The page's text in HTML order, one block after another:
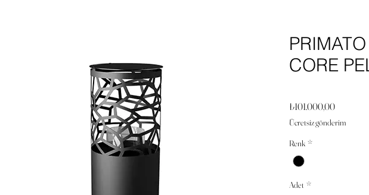
CORE
₺101.000,00Fiyat
Ücretsiz gönderim
Renk *
Adet *